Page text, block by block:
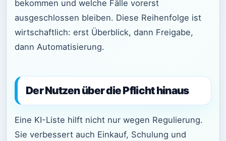
bekommen und welche Fälle vorerst
ausgeschlossen bleiben. Diese Reihenfolge ist
wirtschaftlich: erst Überblick, dann Freigabe,
dann Automatisierung.
Der Nutzen über die Pflicht hinaus
Eine KI-Liste hilft nicht nur wegen Regulierung.
Sie verbessert auch Einkauf, Schulung und